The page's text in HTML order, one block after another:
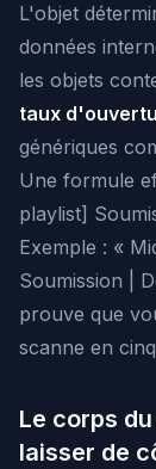
L'objet
données
les objets
taux
génériques
Une formule
playlist]
Exemple : «
Soumission |
prouve que
scanne en
Le corps
laisser de